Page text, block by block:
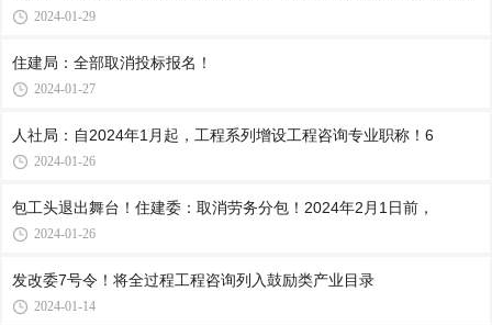
2024-01-29
住建局：全部取消投标报名！
2024-01-27
人社局：自2024年1月起，工程系列增设工程咨询专业职称！6
2024-01-26
包工头退出舞台！住建委：取消劳务分包！2024年2月1日前，
2024-01-26
发改委7号令！将全过程工程咨询列入鼓励类产业目录
2024-01-14